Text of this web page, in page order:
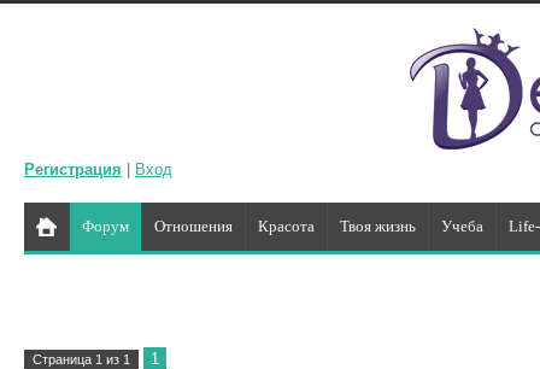
Регистрация Вход
Форум Отношения Красота Твоя жизнь Учеба
Страница 1 из 1
1